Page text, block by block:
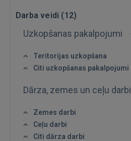
Darba veidi (12)
Uzkopšanas pakalpojumi
Teritorijas uzkopšana
Citi uzkopšanas pakalpojumi
Dārza, zemes un ceļu darbi
Zemes darbi
Ceļu darbi
Citi dārza darbi